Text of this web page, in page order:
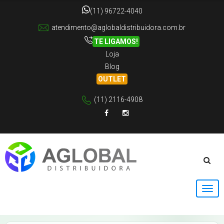
(11) 96722-4040
atendimento@aglobaldistribuidora.com.br
TE LIGAMOS!
Loja
Blog
OUTLET
(11) 2116-4908